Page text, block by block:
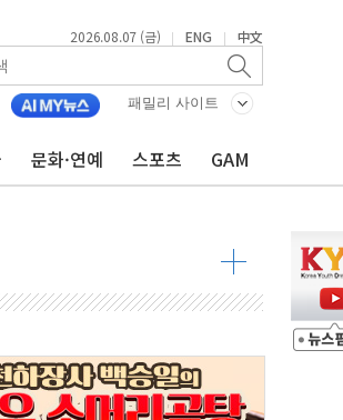
2026.08.07 (금) | ENG | 中文
패밀리 사이트
문화·연예 스포츠 GAM
명피해 없어
로부터 확보"